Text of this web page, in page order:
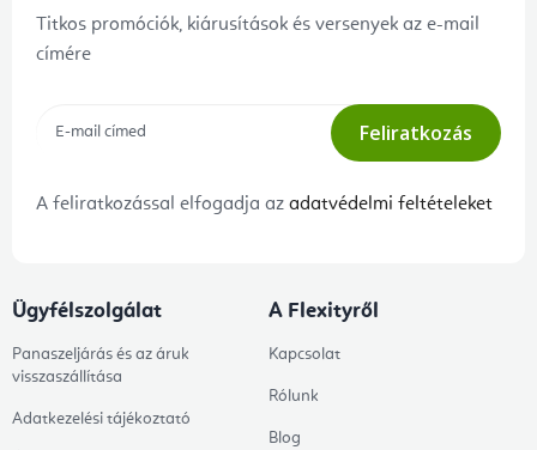
Titkos promóciók, kiárusítások és versenyek az e-mail
címére
Feliratkozás
A feliratkozással elfogadja az adatvédelmi feltételeket
Ügyfélszolgálat
Panaszeljárás és az áruk
visszaszállítása
Adatkezelési tájékoztató
A Flexityről
Kapcsolat
Rólunk
Blog